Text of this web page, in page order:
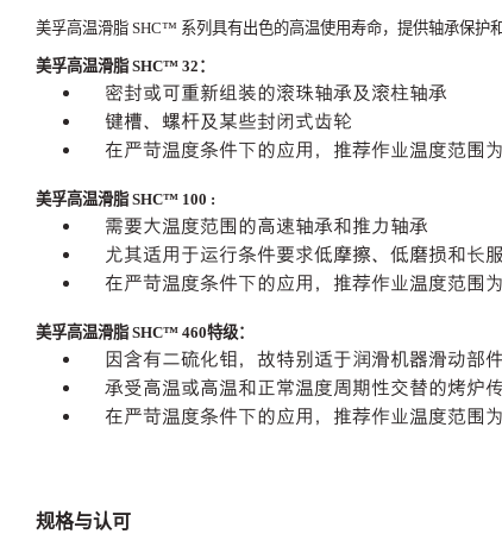
美孚高温滑脂 SHC™️ 系列具有出色的高温使用寿命，提供轴承保护
美孚高温滑脂SHC™️ 32 ：
密封或可重新组装的滚珠轴承及滚柱轴承
键槽、螺杆及某些封闭式齿轮
在严苛温度条件下的应用，推荐作业温度范围
美孚高温滑脂SHC™️ 100 :
需要大温度范围的高速轴承和推力轴承
尤其适用于运行条件要求低摩擦、低磨损和长
在严苛温度条件下的应用，推荐作业温度范围
美孚高温滑脂SHC™️ 460特级：
因含有二硫化钼，故特别适于润滑机器滑动部
承受高温或高温和正常温度周期性交替的烤炉
在严苛温度条件下的应用，推荐作业温度范围
规格与认可